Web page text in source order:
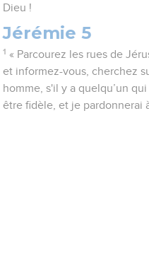
Dieu !
Jérémie 5
1 « Parcourez les rues de
et informez-vous, cherchez
homme, s'il y a quelqu’un
être fidèle, et je pardonnerai